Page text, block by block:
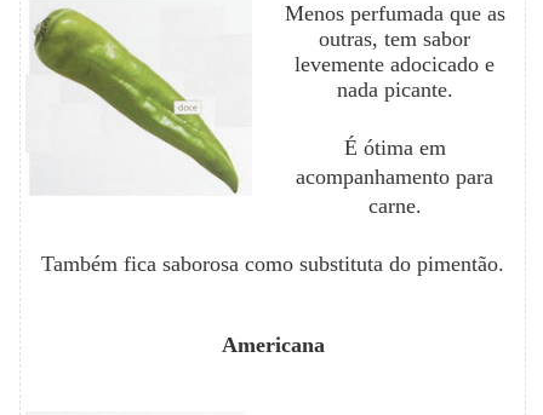
Menos perfumada que as
outras, tem sabor
levemente adocicado e
nada picante.
É ótima em
acompanhamento para
carne.
Também fica saborosa como substituta do pimentão.
Americana